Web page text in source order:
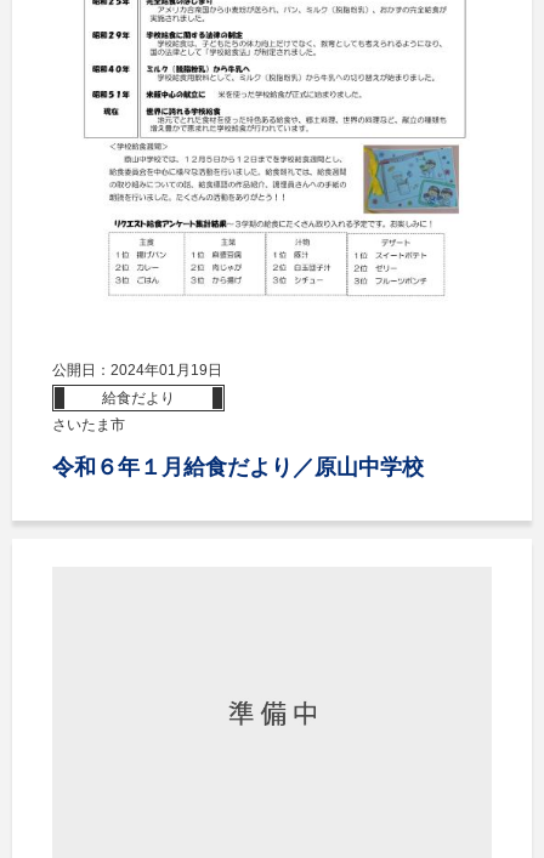
公開日：2024年01月19日
給食だより
さいたま市
令和６年１月給食だより／原山中学校